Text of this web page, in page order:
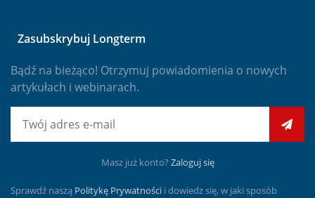
Zasubskrybuj Longterm
Bądź na bieżąco! Otrzymuj powiadomienia o nowych
artykułach i webinarach.
Masz już konto? Zaloguj się
Sprawdź naszą Politykę Prywatności i dowiedz się, w jaki sposób